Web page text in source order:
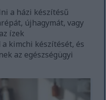
a házi készítésű
újhagymát, vagy
ízek
a kimchi készítését, és
az egészségügyi